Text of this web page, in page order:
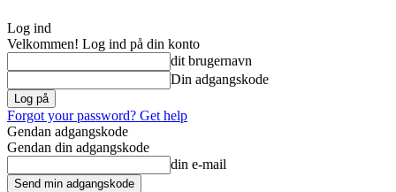
Log ind
Velkommen! Log ind på din konto
dit brugernavn
Din adgangskode
Forgot your password? Get help
Gendan adgangskode
Gendan din adgangskode
din e-mail